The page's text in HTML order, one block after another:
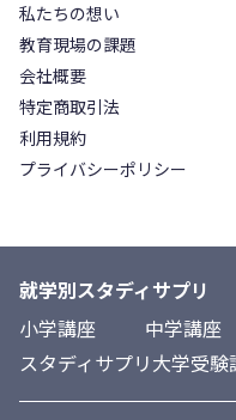
私たちの想い
教育現場の課題
会社概要
特定商取引法
利用規約
プライバシーポリシー
就学別スタディサプリ
小学講座
中学講座
スタディサプリ大学受